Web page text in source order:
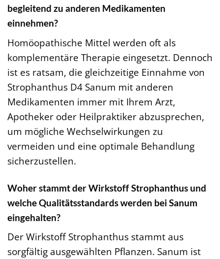
begleitend zu anderen Medikamenten
einnehmen?
Homöopathische Mittel werden oft als
komplementäre Therapie eingesetzt. Dennoch
ist es ratsam, die gleichzeitige Einnahme von
Strophanthus D4 Sanum mit anderen
Medikamenten immer mit Ihrem Arzt,
Apotheker oder Heilpraktiker abzusprechen,
um mögliche Wechselwirkungen zu
vermeiden und eine optimale Behandlung
sicherzustellen.
Woher stammt der Wirkstoff Strophanthus und
welche Qualitätsstandards werden bei Sanum
eingehalten?
Der Wirkstoff Strophanthus stammt aus
sorgfältig ausgewählten Pflanzen. Sanum ist